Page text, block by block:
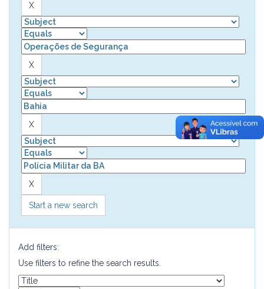
Start a new search
Add filters:
Use filters to refine the search results.